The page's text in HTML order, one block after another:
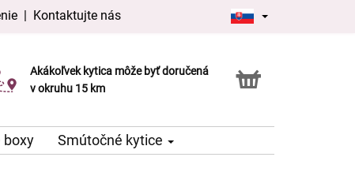
| Kontaktujte nás
Akákoľvek kytica môže byť doručená
v okruhu 15 km
Služba Click & Collect
boxy Smútočné kytice